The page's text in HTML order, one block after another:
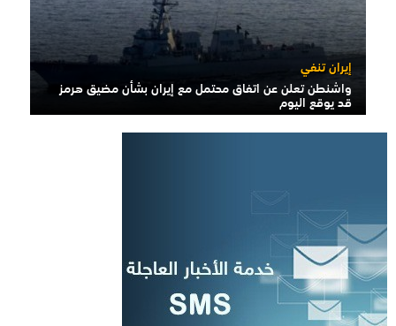
إيران تنفي
واشنطن تعلن عن اتفاق محتمل مع إيران بشأن مضيق هرمز
قد يوقع اليوم